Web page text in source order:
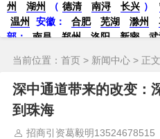
州
湖州 （ 德清 南浔 长兴 ）
温州
安徽： 合肥 芜湖 滁州
部： 南昌 郑州 洛阳 新密
安
香河 大厂 永清 三河 霸
晋中
沈阳 济南 济宁 绵阳
威海
烟台 青岛 珠三角： 广州
山
佛山
华北： 沈阳 大连 海外园区：
当前位置： 首页 > 新闻中心 > 正
深中通道带来的改变：
到珠海
招商引资葛毅明13524678515